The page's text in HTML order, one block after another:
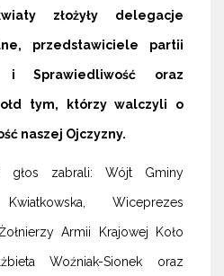
złożyły delegacje
przedstawiciele partii
i Sprawiedliwość oraz
tym, którzy walczyli o
naszej Ojczyzny.
głos zabrali: Wójt Gminy
Wiceprezes
Armii Krajowej Koło
Woźniak-Sionek oraz